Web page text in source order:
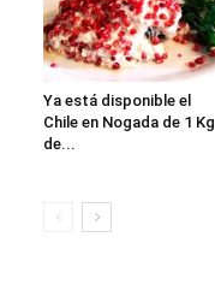
Ya está disponible el
Chile en Nogada de 1 Kg
de...